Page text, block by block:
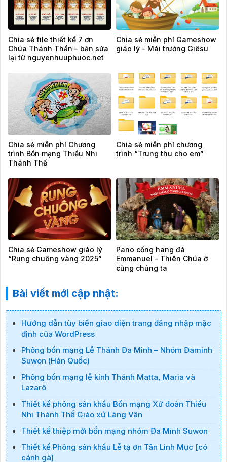
Chia sẻ file thiết kế 7 ơn
Chúa Thánh Thần – bản sửa
lại từ nguyenhuuphuoc.net
Chia sẻ miễn phí Gameshow
giáo lý – Mái trường Giêsu
Chia sẻ miễn phí Chương
trình Bổn mạng Thiếu Nhi
Thánh Thể
Chia sẻ miễn phí chương
trình “Trung thu cho em”
Chia sẻ Gameshow giáo lý
“Rung chuông vàng 2025”
Pano cổng hang đá
Emmanuel – Thiên Chúa ở
cùng chúng ta
Bài viết mới cập nhật:
Hướng dẫn tùy biến giao diện trang đăng nhập mặc
định của WordPress
Phông bổn mạng Lễ Thánh Đa Minh – Nhóm Đaminh
Suwon (Hàn Quốc)
Phông bổn mạng lễ kính Thánh Matta, Maria và
Lazarô
Thiết kế phông sân khấu Bổn mạng Xứ đoàn Thiếu
Nhi Thánh Thể Giáo xứ Lãng Vân
Thiết kế thiệp mời bổn mạng nhóm Đa Minh Suwon
Thiết kế Phông sân khấu Lễ tạ ơn Tân Linh Mục [có
cánh gà]